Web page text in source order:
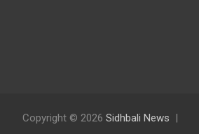
Copyright © 2026 Sidhbali News